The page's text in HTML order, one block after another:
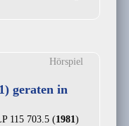
Hörspiel
geraten in
115 703.5 (1981)